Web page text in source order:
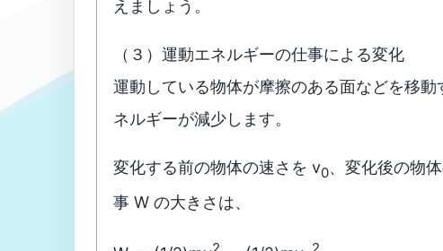
えましょう。
（３）運動エネルギーの仕事による変化
運動している物体が摩擦のある面などを移
ネルギーが減少します。
変化する前の物体の速さを v0、変化後の物
事 W の大きさは、
2 2